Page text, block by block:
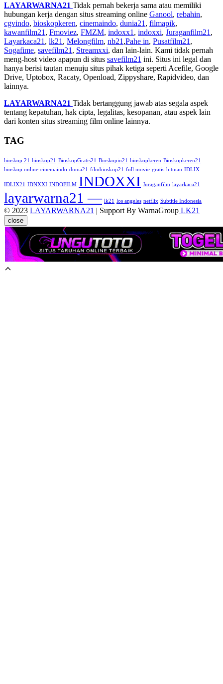
LAYARWARNA21 Tidak pernah bekerja sama atau memiliki
hubungan kerja dengan situs streaming online Ganool, rebahin,
cgvindo, bioskopkeren, cinemaindo, dunia21 , filmapik,
kawanfilm21 , Fmoviez, FMZM, indoxx1 , indoxxi, Juraganfilm21 ,
Layarkaca21 , lk21 , Melongfilm, nb21 ,Pahe in, Pusatfilm21 ,
Sogafime, savefilm21 , Streamxxi, dan lain-lain. Kami tidak pernah
meng-host video apapun di situs savefilm21 ini. Situs ini legal dan
hanya berisi tautan menuju situs pihak ketiga seperti Acefile, Google
Drive, Uptobox, Racaty, Openload, Zippyshare, Rapidvideo, dan
lainnya.
LAYARWARNA21 Tidak bertanggung jawab atas segala aspek
tentang kepatuhan, hak cipta, legalitas, kesopanan, atau aspek lain
dari konten situs streaming film online lainnya.
TAG
bioskop 21 bioskop21 BioskopGratis21 Bioskopin21 bioskopkeren Bioskopkeren21
bioskop online cinemaindo dunia21 filmbioskop21 full movie gratis hitman IDLIX
IDLIX21 IDNXXI INDOFILM INDOXXI Juraganfilm layarkaca21
layarwarna21 — lk21 los angeles netflix Subtitle Indonesia
© 2023 LAYARWARNA21 | Support By WarnaGroup LK21
close